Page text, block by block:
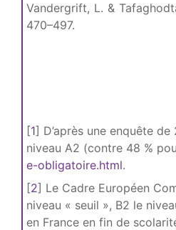
Vandergrift, L. &
470–497.
[1] D’après une enquête
niveau A2 (contre 48 %
e-obligatoire.html.
[2] Le Cadre Européen
niveau « seuil », B2 le
en France en fin de